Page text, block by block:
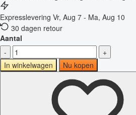
Expresslevering Vr, Aug 7 - Ma, Aug 10
30 dagen retour
Aantal
-
+
In winkelwagen
Nu kopen